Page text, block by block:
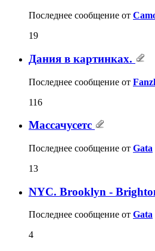
Последнее сообщение от
19
Дания в картинках.
Последнее сообщение от
116
Массачусетс
Последнее сообщение от Gata
13
NYC. Brooklyn -
Последнее сообщение от Gata
4